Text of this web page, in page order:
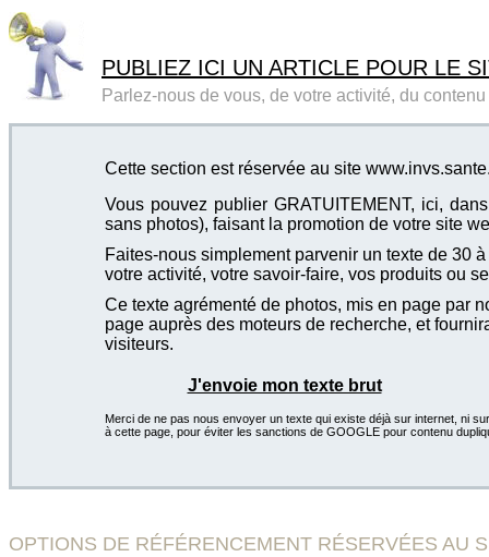
PUBLIEZ ICI UN ARTICLE POUR LE
Parlez-nous de vous, de votre activité, du
Cette section est réservée au site
Vous pouvez publier GRATUITEMENT, ici,
sans photos), faisant la promotion de votre site
Faites-nous simplement parvenir un texte de 30
votre activité, votre savoir-faire, vos produits ou
Ce texte agrémenté de photos, mis en page par
page auprès des moteurs de recherche, et
visiteurs.
J'envoie mon texte brut
Merci de ne pas nous envoyer un texte qui existe déjà sur internet, ni
à cette page, pour éviter les sanctions de GOOGLE pour contenu
OPTIONS DE RÉFÉRENCEMENT RÉSERVÉES AU